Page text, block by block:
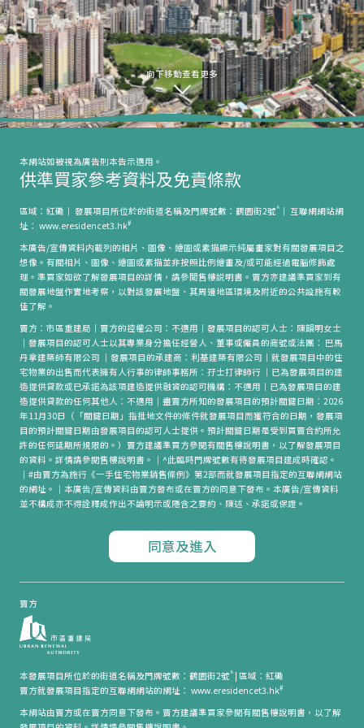
向下移動查看更多
本網站如被視為廣告則本告示適用。
供準買家參考資料及免責條款
區域：紅磡｜ 發展項目所位於的街道名稱及門牌號數：鶴園街2號^ ｜ 互聯網網站網
址： www.eresidencet3.hk#
本廣告/宣傳資料内載列的相片、圖像、繪圖或素描顯示純屬畫家對有關發展項目之
想像。有關相片、圖像、繪圖或素描並非按照比例繪畫及/或可能經過電腦修飾處
理。準買家如欲了解發展項目的詳情，請參閲售樓説明書。賣方亦建議準買家到有
關發展地盤作實地考察，以對該發展地盤、其周邊地區環境及附近的公共設施有較
佳了解。
賣方：市區重建局｜賣方的控權公司：不適用｜發展項目的認可人士：陳韻明女士
｜發展項目的認可人士以其專業身分擔任經營人、董事或僱員的商號或法團： 巴馬
丹拿建築師有限公司 ｜發展項目的承建商：利基建築有限公司｜就發展項目中的住
宅物業的出售而代表擁有人行事的律師事務所：孖士打律師行 ｜已為發展項目的建
造提供貸款或已承諾為該項建造提供融資的認可機構：不適用｜已為發展項目的建
造提供貸款的任何其他人：不適用｜盡賣方所知的發展項目的預計關鍵日期：2026
年11月30日（「關鍵日期」指批地文件的條件就發展項目而獲符合的日期，發展項
目的預計關鍵日期由發展項目的認可人士提供。預計關鍵日期是受到買賣合約所允
許的任何延期所規限的。）賣方建議準買方參閱有關售樓說明書，以了解發展項目
的資料。詳情請參閱售樓說明書。｜^此臨時門牌號數有待發展項目建成時確認。
｜#由賣方為施行《一手住宅物業銷售條例》第2部而就發展項目指定的互聯網網站
的網址。｜本廣告/宣傳資料由賣方發布或在賣方的同意下發布。本廣告/宣傳資料
並不構成亦不得詮釋成作出不論明示或隱含之要約、陳述、承諾或保證。
同意及進入
賣方
本發展項目所位於的街道名稱及門牌號數：鶴園街2號^ | 區域：紅磡
賣方就發展項目指定的互聯網網站的網址： www.eresidencet3.hk#
本網站由賣方或在賣方同意下發布。賣方建議準買家參閱有關售樓說明書，以了解